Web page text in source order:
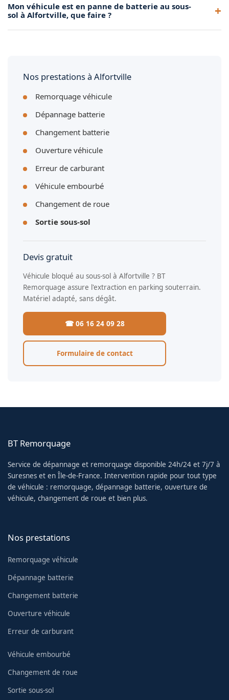
selon la profondeur du parking, la configuration des rampes
et la position du véhicule.
Mon véhicule est en panne de batterie au sous-
sol à Alfortville, que faire ?
Nos prestations à Alfortville
Remorquage véhicule
Dépannage batterie
Changement batterie
Ouverture véhicule
Erreur de carburant
Véhicule embourbé
Changement de roue
Sortie sous-sol
Devis gratuit
Véhicule bloqué au sous-sol à Alfortville ? BT
Remorquage assure l'extraction en parking souterrain.
Matériel adapté, sans dégât.
☎ 06 16 24 09 28
Formulaire de contact
BT Remorquage
Service de dépannage et remorquage disponible 24h/24 et 7j/7 à
Suresnes et en Île-de-France. Intervention rapide pour tout type
de véhicule : remorquage, dépannage batterie, ouverture de
véhicule, changement de roue et bien plus.
Nos prestations
Remorquage véhicule
Dépannage batterie
Changement batterie
Ouverture véhicule
Erreur de carburant
Véhicule embourbé
Changement de roue
Sortie sous-sol